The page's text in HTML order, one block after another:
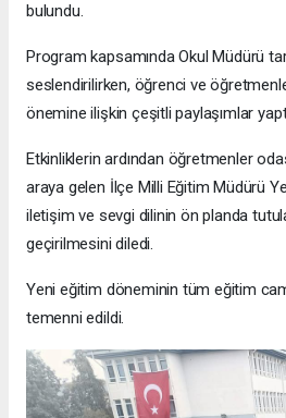
bulundu.
Program kapsamında Okul Müdürü
seslendirilirken, öğrenci ve
önemine ilişkin çeşitli paylaşımlar
Etkinliklerin ardından öğretmenler
araya gelen İlçe Milli Eğitim Müdürü
iletişim ve sevgi dilinin ön planda
geçirilmesini diledi.
Yeni eğitim döneminin tüm eğitim
temenni edildi.